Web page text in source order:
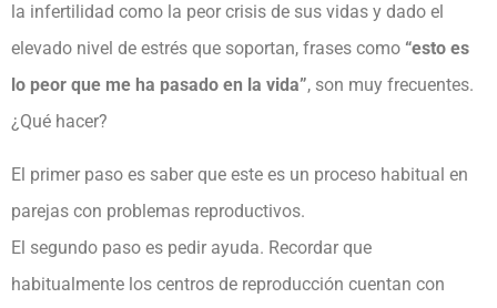
la infertilidad como la peor crisis de sus vidas y dado el
elevado nivel de estrés que soportan, frases como “esto es
lo peor que me ha pasado en la vida”, son muy frecuentes.
¿Qué hacer?
El primer paso es saber que este es un proceso habitual en
parejas con problemas reproductivos.
El segundo paso es pedir ayuda. Recordar que
habitualmente los centros de reproducción cuentan con